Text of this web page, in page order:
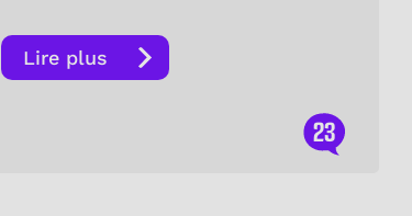
Lire plus
23